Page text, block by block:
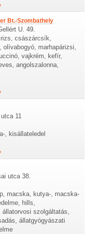
Bt.-Szombathely
U. 49.
császárcsík,
olívabogyó, marhapárizsi,
vajkrém, kefír,
angolszalonna,
11
, kisállateledel
utca 38.
macska, kutya-, macska-
hills,
szolgáltatás,
állatgyógyászati